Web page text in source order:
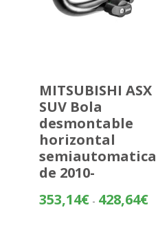
MITSUBISHI ASX
SUV Bola
desmontable
horizontal
semiautomatica
de 2010-
353,14€ - 428,64€